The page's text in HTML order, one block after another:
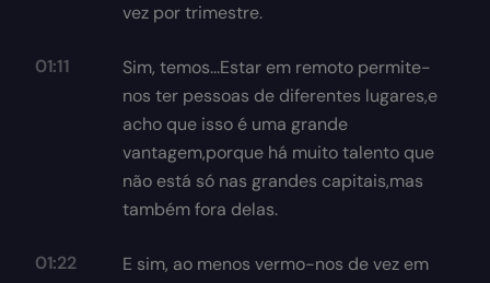
vez por trimestre.
01:11
Sim, temos...Estar em remoto permite-
nos ter pessoas de diferentes lugares,e
acho que isso é uma grande
vantagem,porque há muito talento que
não está só nas grandes capitais,mas
também fora delas.
01:22
E sim, ao menos vermo-nos de vez em